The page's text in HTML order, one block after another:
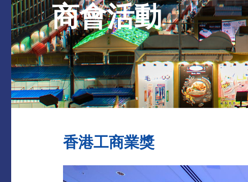
商會活動
香港工商業獎